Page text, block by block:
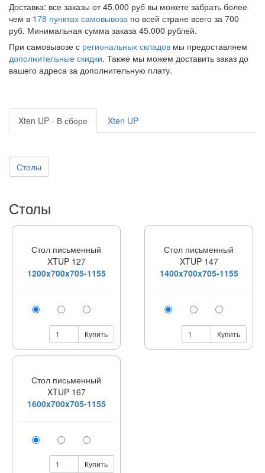
Доставка: все заказы от 45.000 руб вы можете забрать более
чем в 178 пунктах самовывоза по всей стране всего за 700
руб. Минимальная сумма заказа 45.000 рублей.
При самовывозе с региональных складов мы предоставляем
дополнительные скидки. Также мы можем доставить заказ до
вашего адреса за дополнительную плату.
Xten UP - В сборе Xten UP
Столы
Столы
Стол письменный
XTUP 127
1200x700x705-1155
Купить
Стол письменный
XTUP 147
1400x700x705-1155
Купить
Стол письменный
XTUP 167
1600x700x705-1155
Купить